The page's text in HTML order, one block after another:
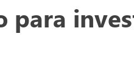
para